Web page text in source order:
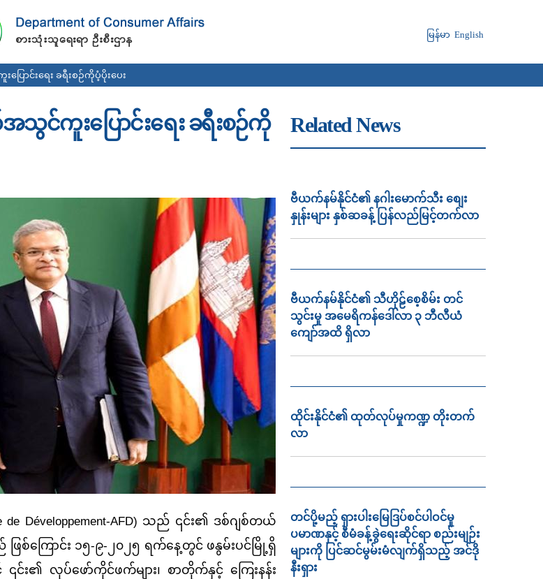
main
content
မြန်မာ English
ောင်းရေး ခရီးစဉ်ကိုပံ့ပိုးပေး
သွင်ကူးပြောင်းရေး ခရီးစဉ်ကို
de Développement-AFD) သည် ၎င်း၏ ဒစ်ဂျစ်တယ်
ဖြစ်ကြောင်း ၁၅-၉-၂၀၂၅ ရက်နေ့တွင် ဖနွမ်းပင်မြို့ရှိ
င့် ၎င်း၏ လုပ်ဖော်ကိုင်ဖက်များ၊ စာတိုက်နှင့် ကြေးနန်း
Related News
ဗီယက်နမ်နိုင်ငံ၏ နဂါးမောက်သီး စျေး
နှုန်းများ နှစ်ဆခန့် ပြန်လည်မြင့်တက်လာ
ဗီယက်နမ်နိုင်ငံ၏ သီဟိုဠ်စေ့စိမ်း တင်
သွင်းမှု အမေရိကန်ဒေါ်လာ ၃ ဘီလီယံ
ကျော်အထိ ရှိလာ
ထိုင်းနိုင်ငံ၏ ထုတ်လုပ်မှုကဏ္ဍ တိုးတက်
လာ
တင်ပို့မည့် ရှားပါးမြေဒြပ်စင်ပါဝင်မှု
ပမာဏနှင့် စီမံခန့်ခွဲရေးဆိုင်ရာ စည်းမျဉ်း
များကို ပြင်ဆင်မွမ်းမံလျက်ရှိသည့် အင်ဒို
နီးရှား